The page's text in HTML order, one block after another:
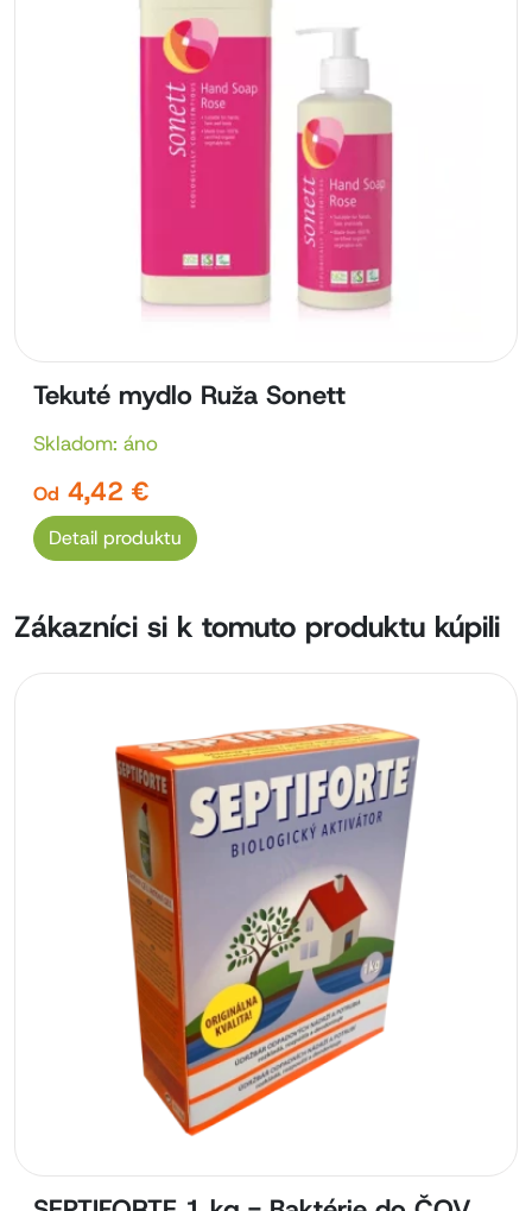
Tekuté mydlo Ruža Sonett
Skladom: áno
Od 4,42 €
Detail produktu
Zákazníci si k tomuto produktu kúpili